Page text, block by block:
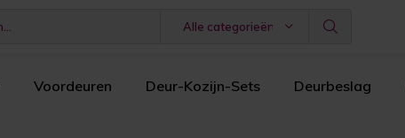
Alle categorieën
Voordeuren Deur-Kozijn-Sets Deurbeslag